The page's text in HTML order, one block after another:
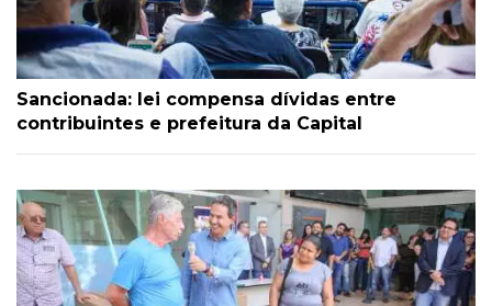
Sancionada: lei compensa dívidas entre
contribuintes e prefeitura da Capital